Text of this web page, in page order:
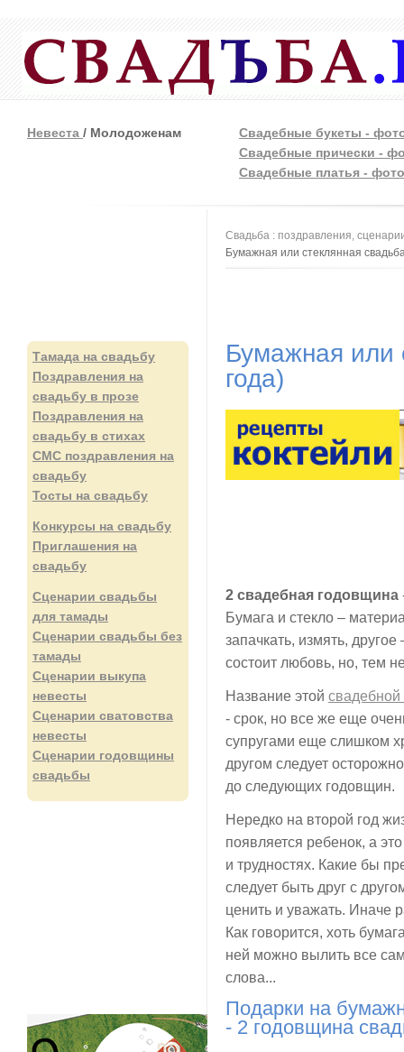
Невеста / Молодоженам
Свадебные букеты -
Свадебные прически -
Свадебные платья - фото
Тамада на свадьбу
Поздравления на
свадьбу в прозе
Поздравления на
свадьбу в стихах
СМС поздравления на
свадьбу
Тосты на свадьбу
Конкурсы на свадьбу
Приглашения на
свадьбу
Сценарии свадьбы
для тамады
Сценарии свадьбы без
тамады
Сценарии выкупа
невесты
Сценарии сватовства
невесты
Сценарии годовщины
свадьбы
Вы здесь
Свадьба : поздравления,
Бумажная или стеклянная
Бумажная или
года)
2 свадебная годовщина
Бумага и стекло –
запачкать, измять, другое
состоит любовь, но, тем
Название этой
- срок, но все же еще
супругами еще слишком
другом следует
до следующих годовщин.
Нередко на второй год
появляется ребенок, а
и трудностях. Какие бы
следует быть друг с
ценить и уважать. Иначе
Как говорится, хоть
ней можно вылить все
слова...
Подарки на
- 2 годовщина